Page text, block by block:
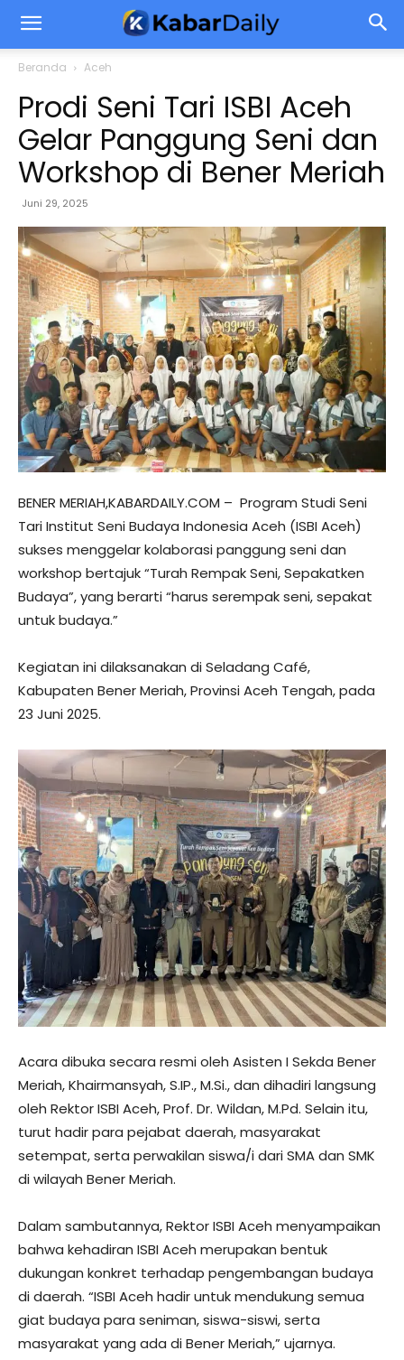
Beranda Aceh
Prodi Seni Tari ISBI Aceh
Gelar Panggung Seni dan
Workshop di Bener Meriah
Juni 29, 2025
BENER MERIAH,KABARDAILY.COM – Program Studi Seni
Tari Institut Seni Budaya Indonesia Aceh (ISBI Aceh)
sukses menggelar kolaborasi panggung seni dan
workshop bertajuk “Turah Rempak Seni, Sepakatken
Budaya”, yang berarti “harus serempak seni, sepakat
untuk budaya.”
Kegiatan ini dilaksanakan di Seladang Café,
Kabupaten Bener Meriah, Provinsi Aceh Tengah, pada
23 Juni 2025.
Acara dibuka secara resmi oleh Asisten I Sekda Bener
Meriah, Khairmansyah, S.IP., M.Si., dan dihadiri langsung
oleh Rektor ISBI Aceh, Prof. Dr. Wildan, M.Pd. Selain itu,
turut hadir para pejabat daerah, masyarakat
setempat, serta perwakilan siswa/i dari SMA dan SMK
di wilayah Bener Meriah.
Dalam sambutannya, Rektor ISBI Aceh menyampaikan
bahwa kehadiran ISBI Aceh merupakan bentuk
dukungan konkret terhadap pengembangan budaya
di daerah. “ISBI Aceh hadir untuk mendukung semua
giat budaya para seniman, siswa-siswi, serta
masyarakat yang ada di Bener Meriah,” ujarnya.